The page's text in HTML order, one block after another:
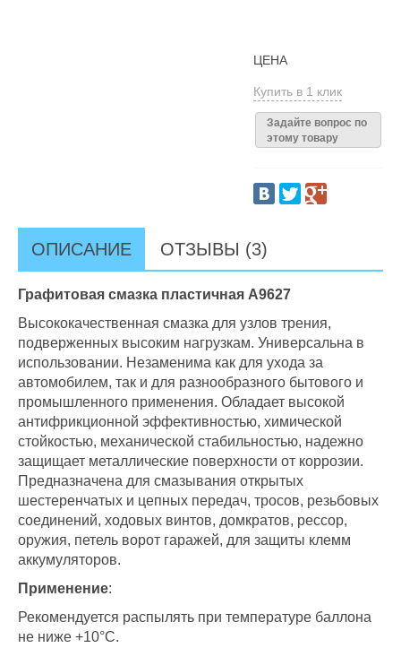
ЦЕНА
Купить в 1 клик
Задайте вопрос по
этому товару
ОПИСАНИЕ ОТЗЫВЫ (3)
Графитовая смазка пластичная А9627
Высококачественная смазка для узлов трения,
подверженных высоким нагрузкам. Универсальна в
использовании. Незаменима как для ухода за
автомобилем, так и для разнообразного бытового и
промышленного применения. Обладает высокой
антифрикционной эффективностью, химической
стойкостью, механической стабильностью, надежно
защищает металлические поверхности от коррозии.
Предназначена для смазывания открытых
шестеренчатых и цепных передач, тросов, резьбовых
соединений, ходовых винтов, домкратов, рессор,
оружия, петель ворот гаражей, для защиты клемм
аккумуляторов.
Применение:
Рекомендуется распылять при температуре баллона
не ниже +10°С.